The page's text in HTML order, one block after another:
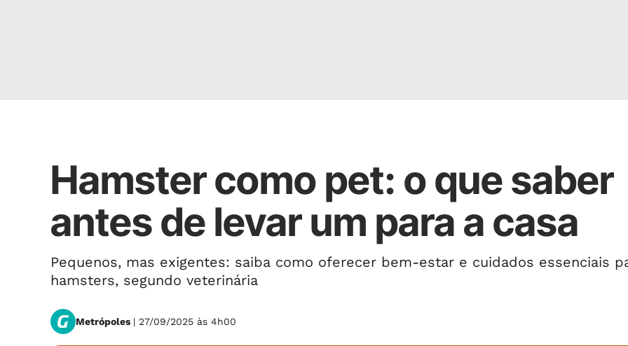
Hamster como pet: o que saber
antes de levar um para a casa
Pequenos, mas exigentes: saiba como oferecer bem-estar e cuidados essenciais
hamsters, segundo veterinária
Metrópoles | 27/09/2025 às 4h00